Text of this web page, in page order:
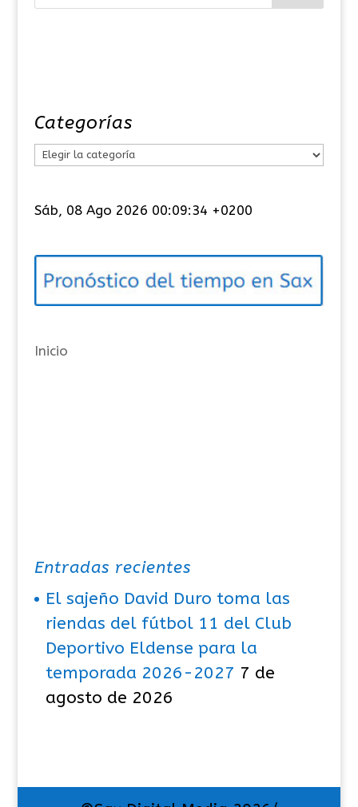
Categorías
e
o
í
s
Sáb, 08 Ago 2026 00:09:34 +0200
Inicio
Entradas recientes
El sajeño David Duro toma las
riendas del fútbol 11 del Club
Deportivo Eldense para la
temporada 2026-2027 7 de
agosto de 2026